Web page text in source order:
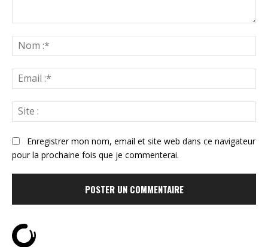
:*
:*
:
Enregistrer mon nom, email et site web dans ce navigateur
pour la prochaine fois que je commenterai.